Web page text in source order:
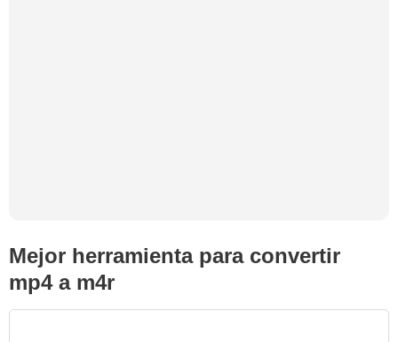
Mejor herramienta para convertir
mp4 a m4r